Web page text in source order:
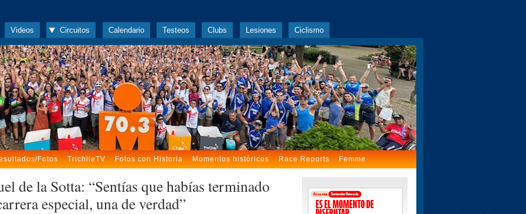
Videos Circuitos Calendario Testeos Clubs Lesiones Ciclismo
Fotos TrichileTV Fotos con Historia Momentos históricos Race Reports Femme
de la Sotta: “Sentías que habías terminado
especial, una de verdad”